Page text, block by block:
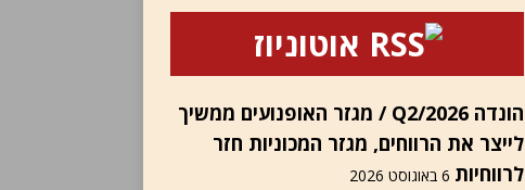
אוטוניוז
הונדה Q2/2026 / מגזר האופנועים ממשיך
לייצר את הרווחים, מגזר המכוניות חזר
לרווחיות 6 באוגוסט 2026